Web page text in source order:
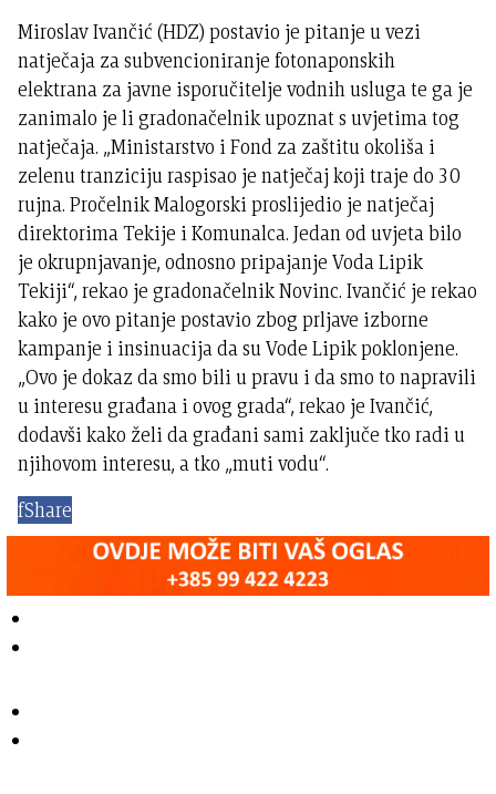
Miroslav Ivančić (HDZ) postavio je pitanje u vezi
natječaja za subvencioniranje fotonaponskih
elektrana za javne isporučitelje vodnih usluga te ga je
zanimalo je li gradonačelnik upoznat s uvjetima tog
natječaja. „Ministarstvo i Fond za zaštitu okoliša i
zelenu tranziciju raspisao je natječaj koji traje do 30
rujna. Pročelnik Malogorski proslijedio je natječaj
direktorima Tekije i Komunalca. Jedan od uvjeta bilo
je okrupnjavanje, odnosno pripajanje Voda Lipik
Tekiji“, rekao je gradonačelnik Novinc. Ivančić je rekao
kako je ovo pitanje postavio zbog prljave izborne
kampanje i insinuacija da su Vode Lipik poklonjene.
„Ovo je dokaz da smo bili u pravu i da smo to napravili
u interesu građana i ovog grada“, rekao je Ivančić,
dodavši kako želi da građani sami zaključe tko radi u
njihovom interesu, a tko „muti vodu“.
fShare